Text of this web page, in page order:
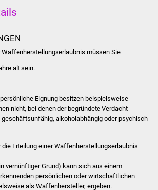
Sanierung Bizethalle
Bürger & Service
Waffenherstellungserlaubnis müssen Sie
alt sein.
Eignung besitzen beispielsweise
nicht, bei denen der begründete Verdacht
geschäftsunfähig, alkoholabhängig oder psychisch
Erteilung einer Waffenherstellungserlaubnis
vernünftiger Grund) kann sich aus einem
persönlichen oder wirtschaftlichen
als Waffenhersteller, ergeben.